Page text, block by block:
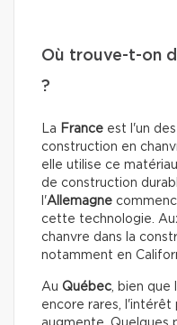
Où trouve-t-on
?
La France est l'un
construction en
elle utilise ce
de construction
l'Allemagne
cette technologie.
chanvre dans la
notamment en
Au Québec , bien
encore rares,